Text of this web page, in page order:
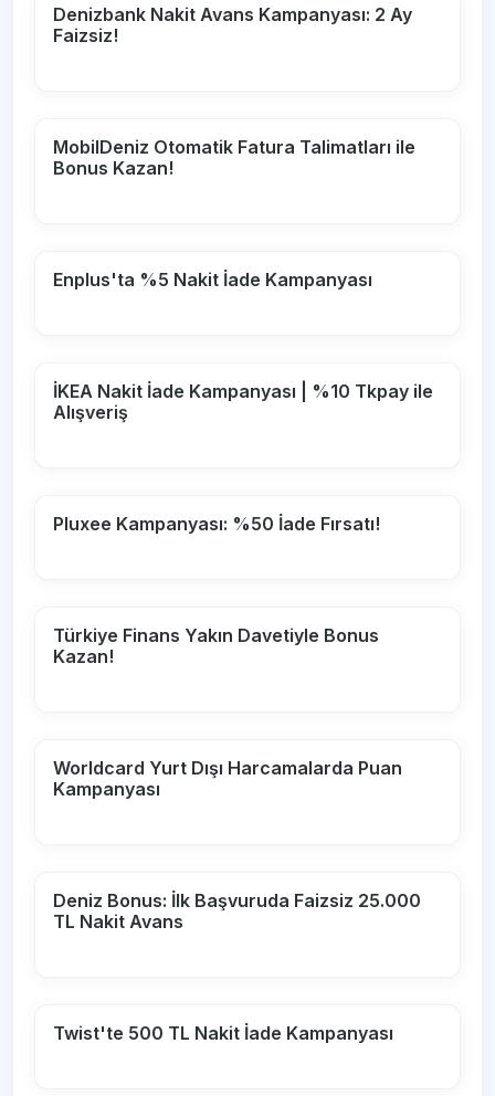
Denizbank Nakit Avans Kampanyası: 2 Ay
Faizsiz!
MobilDeniz Otomatik Fatura Talimatları ile
Bonus Kazan!
Enplus'ta %5 Nakit İade Kampanyası
İKEA Nakit İade Kampanyası | %10 Tkpay ile
Alışveriş
Pluxee Kampanyası: %50 İade Fırsatı!
Türkiye Finans Yakın Davetiyle Bonus
Kazan!
Worldcard Yurt Dışı Harcamalarda Puan
Kampanyası
Deniz Bonus: İlk Başvuruda Faizsiz 25.000
TL Nakit Avans
Twist'te 500 TL Nakit İade Kampanyası